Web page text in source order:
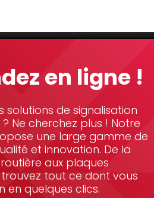
en ligne !
solutions de signalisation
Ne cherchez plus ! Notre
une large gamme de
et innovation. De la
aux plaques
tout ce dont vous
en quelques clics.